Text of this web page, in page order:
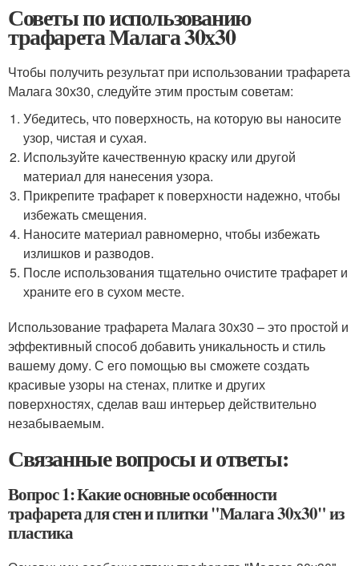
Советы по использованию
трафарета Малага 30х30
Чтобы получить результат при использовании трафарета
Малага 30х30, следуйте этим простым советам:
Убедитесь, что поверхность, на которую вы наносите
узор, чистая и сухая.
Используйте качественную краску или другой
материал для нанесения узора.
Прикрепите трафарет к поверхности надежно, чтобы
избежать смещения.
Наносите материал равномерно, чтобы избежать
излишков и разводов.
После использования тщательно очистите трафарет и
храните его в сухом месте.
Использование трафарета Малага 30х30 – это простой и
эффективный способ добавить уникальность и стиль
вашему дому. С его помощью вы сможете создать
красивые узоры на стенах, плитке и других
поверхностях, сделав ваш интерьер действительно
незабываемым.
Связанные вопросы и ответы:
Вопрос 1: Какие основные особенности
трафарета для стен и плитки "Малага 30х30" из
пластика